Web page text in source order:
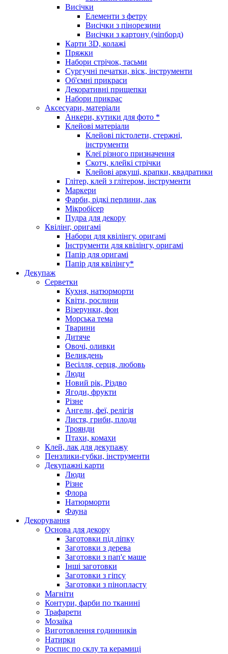
Висічки
Елементи з фетру
Висічки з пінорезини
Висічки з картону (чіпборд)
Карти 3D, колажі
Пряжки
Набори стрічок, тасьми
Сургучні печатки, віск, інструменти
Об'ємні прикраси
Декоративні прищепки
Набори прикрас
Аксесуари, матеріали
Анкери, кутики для фото *
Клейові матеріали
Клейові пістолети, стержні,
інструменти
Клеї різного призначення
Скотч, клейкі стрічки
Клейові аркуші, крапки, квадратики
Глітер, клей з глітером, інструменти
Маркери
Фарби, рідкі перлини, лак
Мікробісер
Пудра для декору
Квілінг, оригамі
Набори для квілінгу, оригамі
Інструменти для квілінгу, оригамі
Папір для оригамі
Папір для квілінгу*
Декупаж
Серветки
Кухня, натюрморти
Квіти, рослини
Візерунки, фон
Морська тема
Тварини
Дитяче
Овочі, оливки
Великдень
Весілля, серця, любовь
Люди
Новий рік, Різдво
Ягоди, фрукти
Різне
Ангели, феї, релігія
Листя, гриби, плоди
Троянди
Птахи, комахи
Клей, лак для декупажу
Пензлики-губки, інструменти
Декупажні карти
Люди
Різне
Флора
Натюрморти
Фауна
Декорування
Основа для декору
Заготовки під ліпку
Заготовки з дерева
Заготовки з пап'є маше
Інші заготовки
Заготовки з гіпсу
Заготовки з пінопласту
Магніти
Контури, фарби по тканині
Трафарети
Мозаїка
Виготовлення годинників
Натирки
Роспис по склу та керамиці